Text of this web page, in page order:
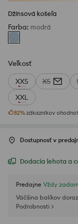
Džínsová košeľa
Farba: modrá
Veľkosť
XXS XS
XXL
82%zákazníkov
Dostupnosť v
Dodacia lehota a
Predajne Vždy
Väčšina balíkov
Podrobnosti >